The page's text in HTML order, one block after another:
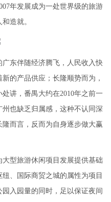
年发展成为一处世界级的旅游
造就。
东伴随经济腾飞，人民收入快
的产品供应；长隆顺势而为，
讲，番禺大约在2010年之前一
也缺乏归属感，这种不认同深
而言，反而为自身逐步做大赢
型旅游休闲项目发展提供基础
、国际商贸之城的属性为项目
入园量的同时，足以保证夜间